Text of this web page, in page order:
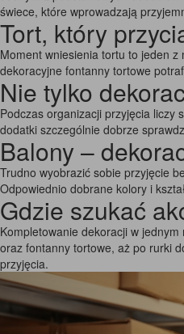
świece, które wprowadzają
Tort, który
Moment wniesienia tortu to jeden z
dekoracyjne fontanny tortowe
Nie tylko
Podczas organizacji przyjęcia liczy
dodatki szczególnie dobrze
Balony –
Trudno wyobrazić sobie przyjęcie
Odpowiednio dobrane kolory i
Gdzie szukać
Kompletowanie dekoracji w
oraz fontanny tortowe, aż po rurki
przyjęcia.